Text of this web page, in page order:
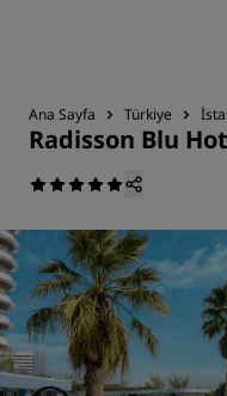
Ana Sayfa Türkiye
Radisson Blu